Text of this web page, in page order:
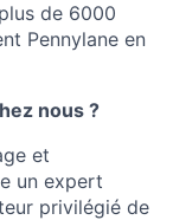
de 6000
Pennylane en
nous ?
et
un expert
privilégié de